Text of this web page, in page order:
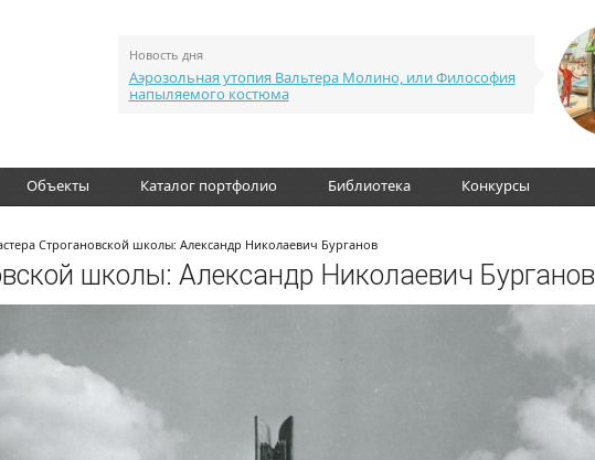
Новость дня
Аэрозольная утопия Вальтера Молино, или Философия
напыляемого костюма
Объекты Каталог портфолио Библиотека Конкурсы
Строгановской школы: Александр Николаевич Бурганов
школы: Александр Николаевич Бурганов